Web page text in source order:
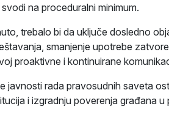
na proceduralni minimum.
trebalo bi da uključe dosledno
smanjenje upotrebe
proaktivne i kontinuirane
javnosti rada pravosudnih saveta
i izgradnju poverenja građana u